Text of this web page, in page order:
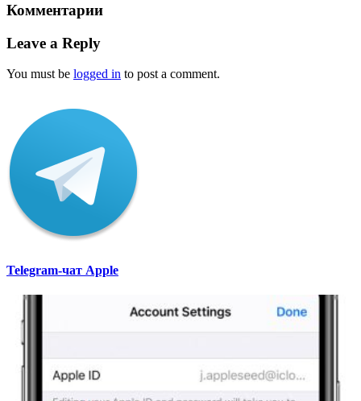
Комментарии
Leave a Reply
You must be logged in to post a comment.
Telegram-чат Apple